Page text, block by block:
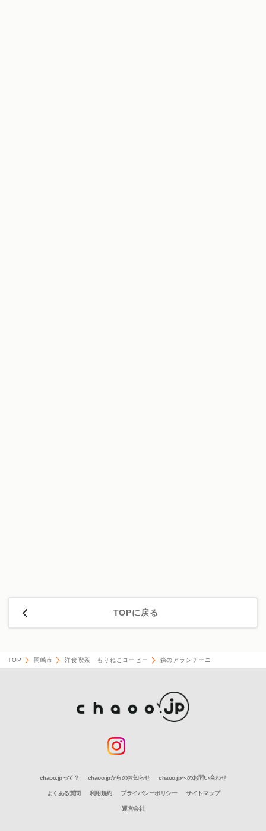
TOPに戻る
TOP 岡崎市 洋食喫茶 もりねこコーヒー 森のアランチーニ
chaoo.jpって？ chaoo.jpからのお知らせ chaoo.jpへのお問い合わせ
よくある質問 利用規約 プライバシーポリシー サイトマップ
運営会社